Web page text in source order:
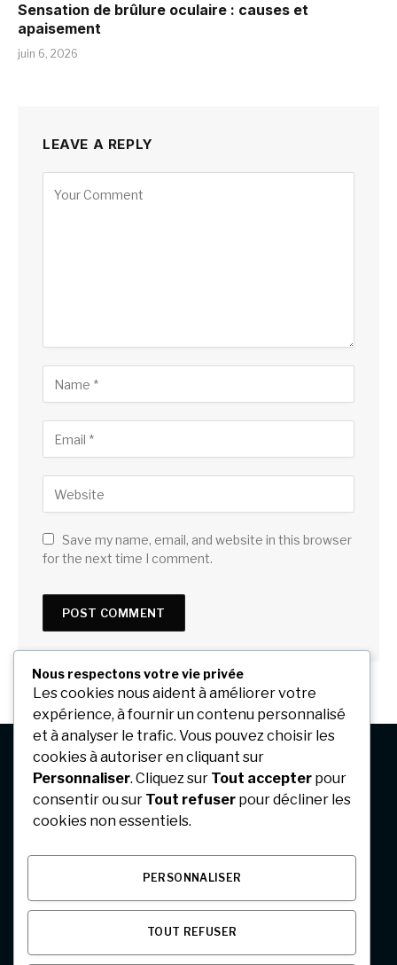
Sensation de brûlure oculaire : causes et
apaisement
juin 6, 2026
LEAVE A REPLY
Save my name, email, and website in this browser
for the next time I comment.
Facebook
X
InstagramPinterest
Nous respectons votre vie privée
Les cookies nous aident à améliorer votre
expérience, à fournir un contenu personnalisé
et à analyser le trafic. Vous pouvez choisir les
cookies à autoriser en cliquant sur
Personnaliser. Cliquez sur Tout accepter pour
consentir ou sur Tout refuser pour décliner les
cookies non essentiels.
PERSONNALISER
TOUT REFUSER